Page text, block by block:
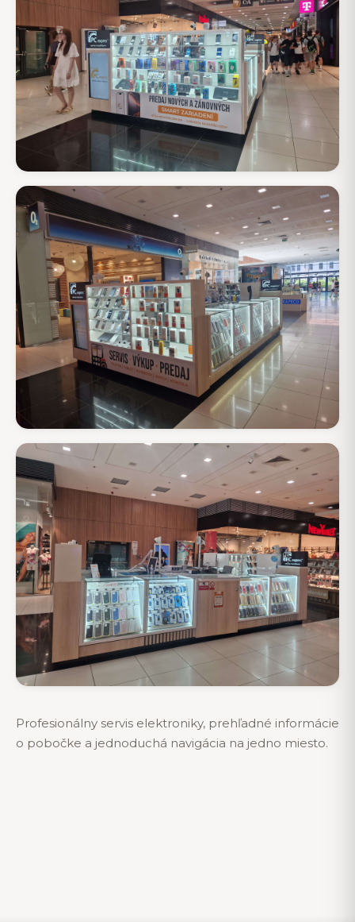
Profesionálny servis elektroniky, prehľadné informácie
o pobočke a jednoduchá navigácia na jedno miesto.